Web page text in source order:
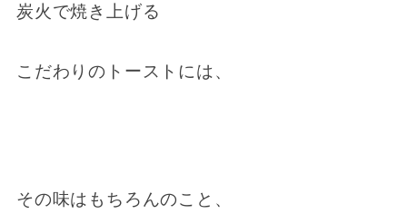
炭火で焼き上げる
こだわりのトーストには、
その味はもちろんのこと、